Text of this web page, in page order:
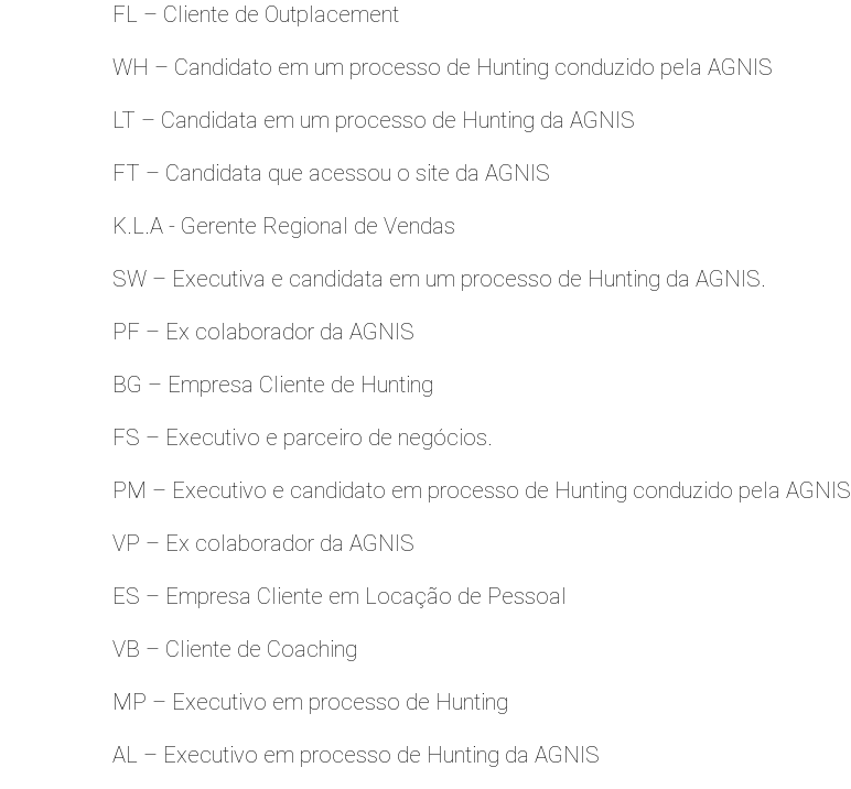
FL – Cliente de Outplacement
WH – Candidato em um processo de Hunting conduzido pela AGNIS
LT – Candidata em um processo de Hunting da AGNIS
FT – Candidata que acessou o site da AGNIS
K.L.A - Gerente Regional de Vendas
SW – Executiva e candidata em um processo de Hunting da AGNIS.
PF – Ex colaborador da AGNIS
BG – Empresa Cliente de Hunting
FS – Executivo e parceiro de negócios.
PM – Executivo e candidato em processo de Hunting conduzido pela AGNIS
VP – Ex colaborador da AGNIS
ES – Empresa Cliente em Locação de Pessoal
VB – Cliente de Coaching
MP – Executivo em processo de Hunting
AL – Executivo em processo de Hunting da AGNIS